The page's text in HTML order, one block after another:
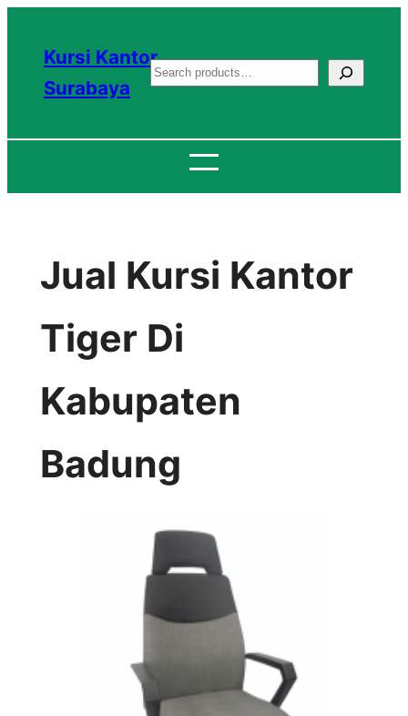
konten
Kursi Kantor
Surabaya
S
a
c
Jual Kursi Kantor
Tiger Di
Kabupaten
Badung